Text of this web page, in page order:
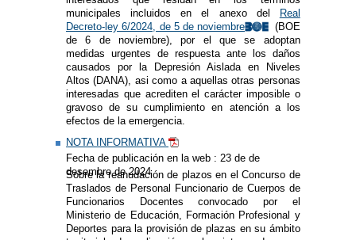
municipales incluidos en el anexo del
Real
Decreto-ley 6/2024, de 5 de noviembre
(BOE
de 6 de noviembre), por el que se adoptan
medidas urgentes de respuesta ante los daños
causados por la Depresión Aislada en Niveles
Altos (DANA), asi como a aquellas otras personas
interesadas que acrediten el carácter imposible o
gravoso de su cumplimiento en atención a los
efectos de la emergencia.
NOTA INFORMATIVA
Fecha de publicación en la web : 23 de de
desembre de 2024
Sobre la reanudación de plazos en el Concurso de
Traslados de Personal Funcionario de Cuerpos de
Funcionarios Docentes convocado por el
Ministerio de Educación, Formación Profesional y
Deportes para la provisión de plazas en su ámbito